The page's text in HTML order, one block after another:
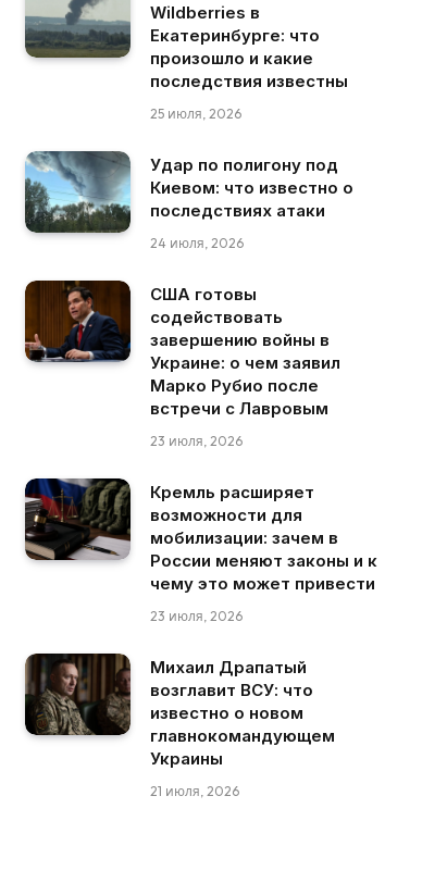
Wildberries в
Екатеринбурге: что
произошло и какие
последствия известны
25 июля, 2026
Удар по полигону под
Киевом: что известно о
последствиях атаки
24 июля, 2026
США готовы
содействовать
завершению войны в
Украине: о чем заявил
Марко Рубио после
встречи с Лавровым
23 июля, 2026
Кремль расширяет
возможности для
мобилизации: зачем в
России меняют законы и к
чему это может привести
23 июля, 2026
Михаил Драпатый
возглавит ВСУ: что
известно о новом
главнокомандующем
Украины
21 июля, 2026